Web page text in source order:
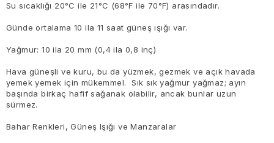
Su sıcaklığı 20°C ile 21°C (68°F ile 70°F) arasındadır.
Günde ortalama 10 ila 11 saat güneş ışığı var.
Yağmur: 10 ila 20 mm (0,4 ila 0,8 inç)
Hava güneşli ve kuru, bu da yüzmek, gezmek ve açık havada
yemek yemek için mükemmel. Sık sık yağmur yağmaz; ayın
başında birkaç hafif sağanak olabilir, ancak bunlar uzun
sürmez.
Bahar Renkleri, Güneş Işığı ve Manzaralar